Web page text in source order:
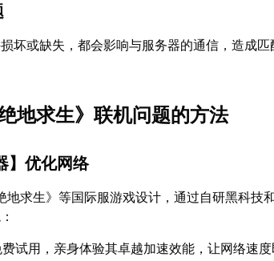
坏或缺失，都会影响与服务器的通信，造成
地求生》联机问题的方法
】优化网络
地求生》等国际服游戏设计，通过自研黑科技
费试用，亲身体验其卓越加速效能，让网络速度